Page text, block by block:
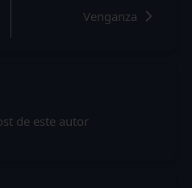
Venganza
de este autor